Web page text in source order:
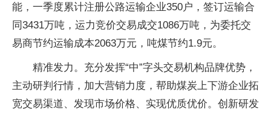
能，一季度累计注册公路运输企业350户，签订运输合
同3431万吨，运力竞价交易成交1086万吨，为委托交
易商节约运输成本2063万元，吨煤节约1.9元。
精准发力。充分发挥“中”字头交易机构品牌优势，
主动研判行情，加大营销力度，帮助煤炭上下游企业拓
宽交易渠道、发现市场价格、实现优质优价。创新研发